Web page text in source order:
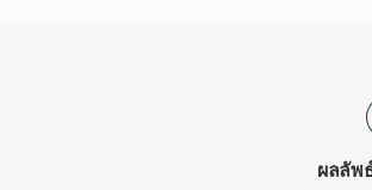
Logic Pro และ
ต้องการทั้งความอเน
สามารถเป็นเลิศผลลัพ